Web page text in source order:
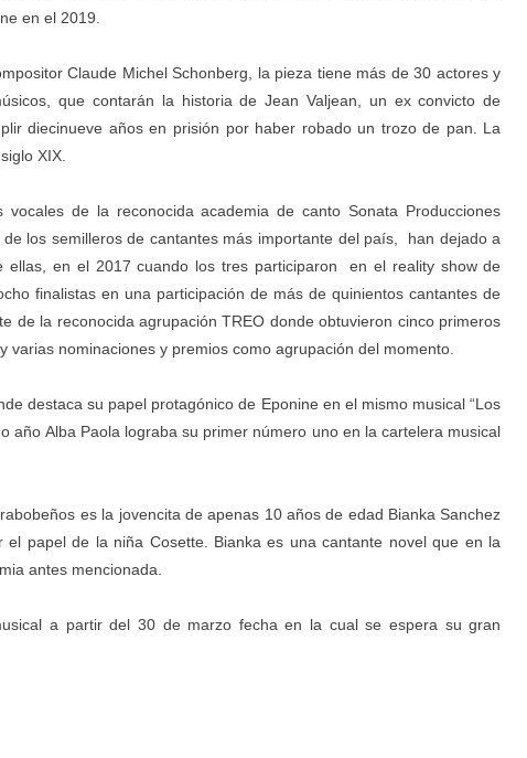
en el 2019.
Claude Michel Schonberg, la pieza tiene más de 30 actores y
que contarán la historia de Jean Valjean, un ex convicto de
diecinueve años en prisión por haber robado un trozo de pan. La
XIX.
de la reconocida academia de canto Sonata Producciones
los semilleros de cantantes más importante del país, han dejado a
ellas, en el 2017 cuando los tres participaron en el reality show de
finalistas en una participación de más de quinientos cantantes de
de la reconocida agrupación TREO donde obtuvieron cinco primeros
nominaciones y premios como agrupación del momento.
destaca su papel protagónico de Eponine en el mismo musical “Los
año Alba Paola lograba su primer número uno en la cartelera musical
es la jovencita de apenas 10 años de edad Bianka Sanchez
papel de la niña Cosette. Bianka es una cantante novel que en la
antes mencionada.
a partir del 30 de marzo fecha en la cual se espera su gran